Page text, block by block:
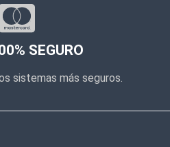
SEGURO
sistemas más seguros.